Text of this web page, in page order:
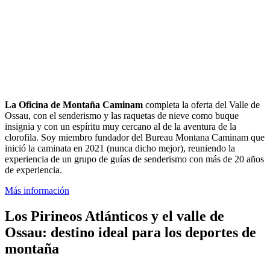
La Oficina de Montaña Caminam completa la oferta del Valle de
Ossau, con el senderismo y las raquetas de nieve como buque
insignia y con un espíritu muy cercano al de la aventura de la
clorofila. Soy miembro fundador del Bureau Montana Caminam que
inició la caminata en 2021 (nunca dicho mejor), reuniendo la
experiencia de un grupo de guías de senderismo con más de 20 años
de experiencia.
Más información
Los Pirineos Atlánticos y el valle de
Ossau: destino ideal para los deportes de
montaña